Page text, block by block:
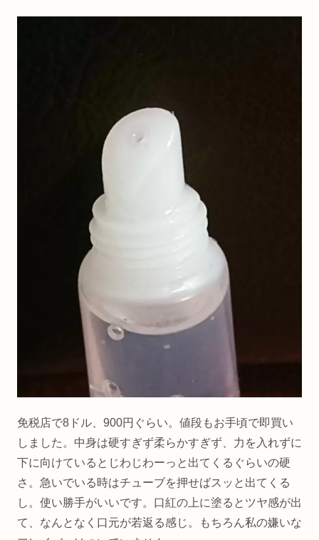
免税店で8ドル、900円ぐらい。値段もお手頃で即買い
しました。中身は硬すぎず柔らかすぎず、力を入れずに
下に向けているとじわじわーっと出てくるぐらいの硬
さ。急いでいる時はチューブを押せばスッと出てくる
し。使い勝手がいいです。口紅の上に塗るとツヤ感が出
て、なんとなく口元が若返る感じ。もちろん私の嫌いな